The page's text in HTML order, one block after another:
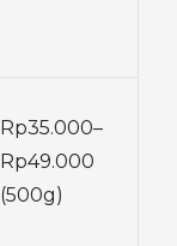
Rp35.000–
Rp49.000
(500g)